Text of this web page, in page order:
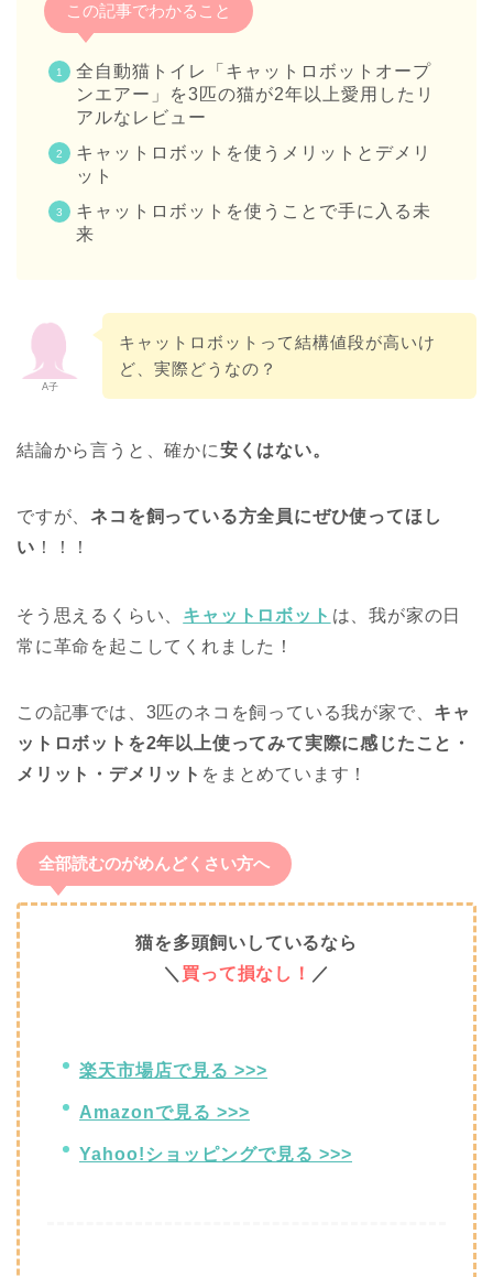
この記事でわかること
全自動猫トイレ「キャットロボットオープ
ンエアー」を3匹の猫が2年以上愛用したリ
アルなレビュー
キャットロボットを使うメリットとデメリ
ット
キャットロボットを使うことで手に入る未
来
A子
キャットロボットって結構値段が高いけ
ど、実際どうなの？
結論から言うと、確かに安くはない。
ですが、ネコを飼っている方全員にぜひ使ってほし
い ！！！
そう思えるくらい、 キャットロボット は、我が家の日
常に革命を起こしてくれました！
この記事では、3匹のネコを飼っている我が家で、 キャ
ットロボットを2年以上使ってみて実際に感じたこと・
メリット・デメリット をまとめています！
全部読むのがめんどくさい方へ
猫を多頭飼いしているなら
＼ 買って損なし！ ／
楽天市場店で見る >>>
Amazonで見る >>>
Yahoo!ショッピングで見る >>>